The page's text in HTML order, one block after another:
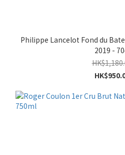
Philippe Lancelot Fond du
2019 -